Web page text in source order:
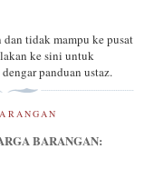
tidak mampu ke pusat
ke sini untuk
panduan ustaz.
BARANGAN: